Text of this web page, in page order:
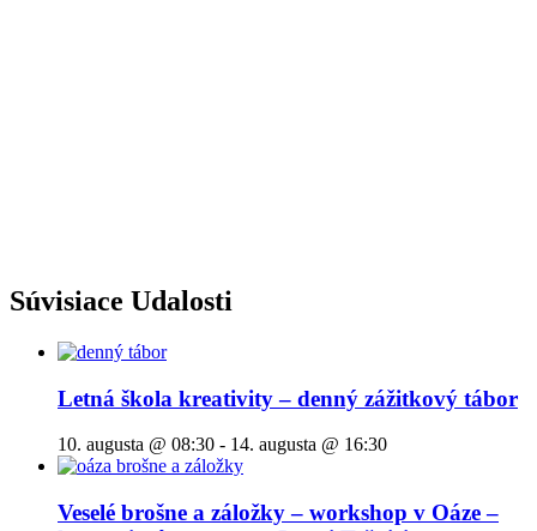
Súvisiace Udalosti
Letná škola kreativity – denný zážitkový tábor
10. augusta @ 08:30 - 14. augusta @ 16:30
Veselé brošne a záložky – workshop v Oáze –